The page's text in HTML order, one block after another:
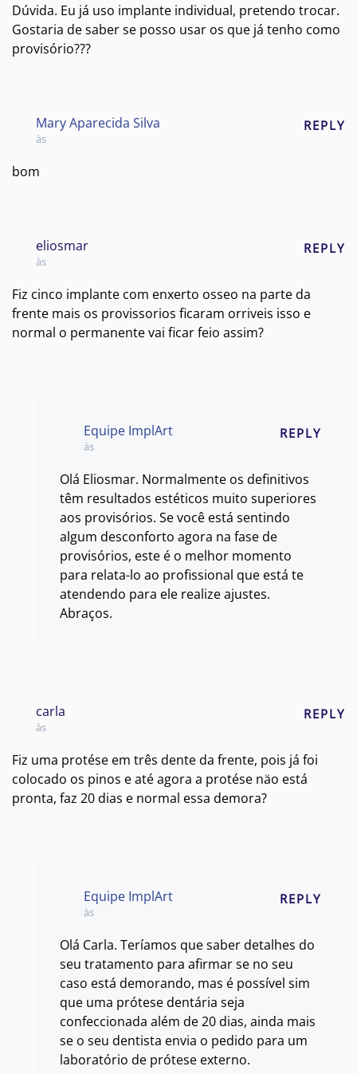
Dúvida. Eu já uso implante individual, pretendo trocar.
Gostaria de saber se posso usar os que já tenho como
provisório???
Mary Aparecida Silva
às
REPLY
bom
eliosmar
às
REPLY
Fiz cinco implante com enxerto osseo na parte da
frente mais os provissorios ficaram orriveis isso e
normal o permanente vai ficar feio assim?
Equipe ImplArt
às
REPLY
Olá Eliosmar. Normalmente os definitivos
têm resultados estéticos muito superiores
aos provisórios. Se você está sentindo
algum desconforto agora na fase de
provisórios, este é o melhor momento
para relata-lo ao profissional que está te
atendendo para ele realize ajustes.
Abraços.
carla
às
REPLY
Fiz uma protése em três dente da frente, pois já foi
colocado os pinos e até agora a protése näo está
pronta, faz 20 dias e normal essa demora?
Equipe ImplArt
às
REPLY
Olá Carla. Teríamos que saber detalhes do
seu tratamento para afirmar se no seu
caso está demorando, mas é possível sim
que uma prótese dentária seja
confeccionada além de 20 dias, ainda mais
se o seu dentista envia o pedido para um
laboratório de prótese externo.